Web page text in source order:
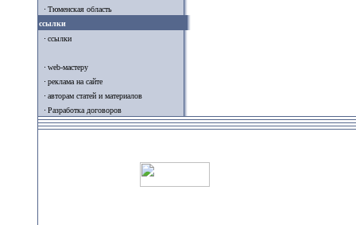
Тюменская область
ссылки
ссылки
web-мастеру
реклама на сайте
авторам статей и материалов
Разработка договоров